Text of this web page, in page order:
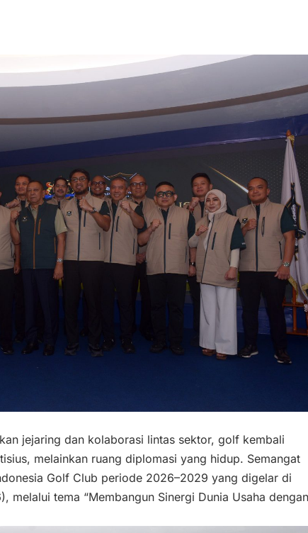
jejaring dan kolaborasi lintas sektor, golf kembali
melainkan ruang diplomasi yang hidup. Semangat
Golf Club periode 2026–2029 yang digelar di
tema “Membangun Sinergi Dunia Usaha dengan